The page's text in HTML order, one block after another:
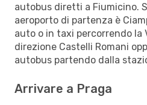
autobus diretti a Fiumicino.
aeroporto di partenza è
auto o in taxi percorrendo la
direzione Castelli Romani
autobus partendo dalla
Arrivare a Praga